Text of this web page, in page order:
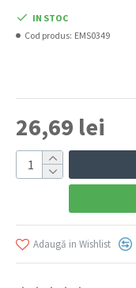
26,69 lei
IN STOC
Cod produs: EMS0349
Adaugă in Wishlist